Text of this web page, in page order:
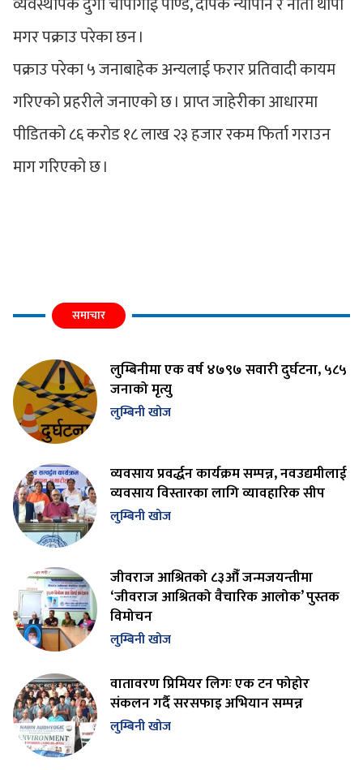
मगर पक्राउ परेका छन ।
पक्राउ परेका ५ जनाबाहेक अन्यलाई फरार प्रतिवादी कायम
गरिएको प्रहरीले जनाएको छ । प्राप्त जाहेरीका आधारमा
पीडितको ८६ करोड १८ लाख २३ हजार रकम फिर्ता गराउन
माग गरिएको छ ।
समाचार
लुम्बिनीमा एक वर्ष ४७९७ सवारी दुर्घटना, ५८५
जनाको मृत्यु
लुम्बिनी खोज
व्यवसाय प्रवर्द्धन कार्यक्रम सम्पन्न, नवउद्यमीलाई
व्यवसाय विस्तारका लागि व्यावहारिक सीप
लुम्बिनी खोज
जीवराज आश्रितको ८३औँ जन्मजयन्तीमा
‘जीवराज आश्रितको वैचारिक आलोक’ पुस्तक
विमोचन
लुम्बिनी खोज
वातावरण प्रिमियर लिगः एक टन फोहोर
संकलन गर्दै सरसफाइ अभियान सम्पन्न
लुम्बिनी खोज